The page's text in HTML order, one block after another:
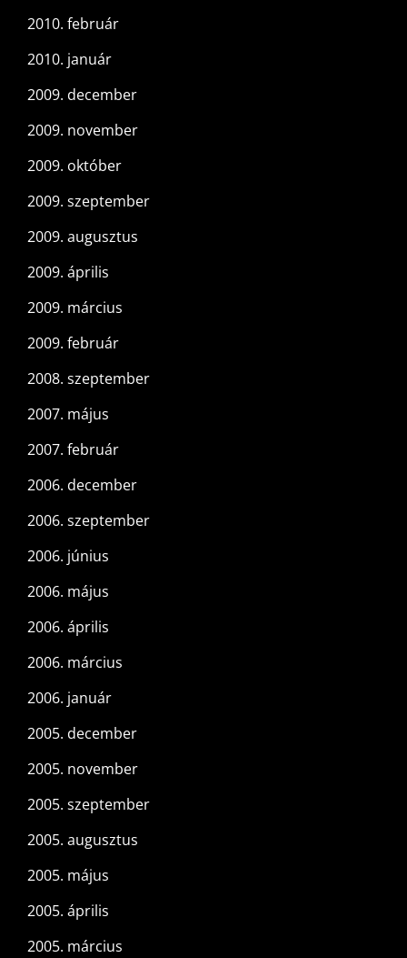
2010. február
2010. január
2009. december
2009. november
2009. október
2009. szeptember
2009. augusztus
2009. április
2009. március
2009. február
2008. szeptember
2007. május
2007. február
2006. december
2006. szeptember
2006. június
2006. május
2006. április
2006. március
2006. január
2005. december
2005. november
2005. szeptember
2005. augusztus
2005. május
2005. április
2005. március